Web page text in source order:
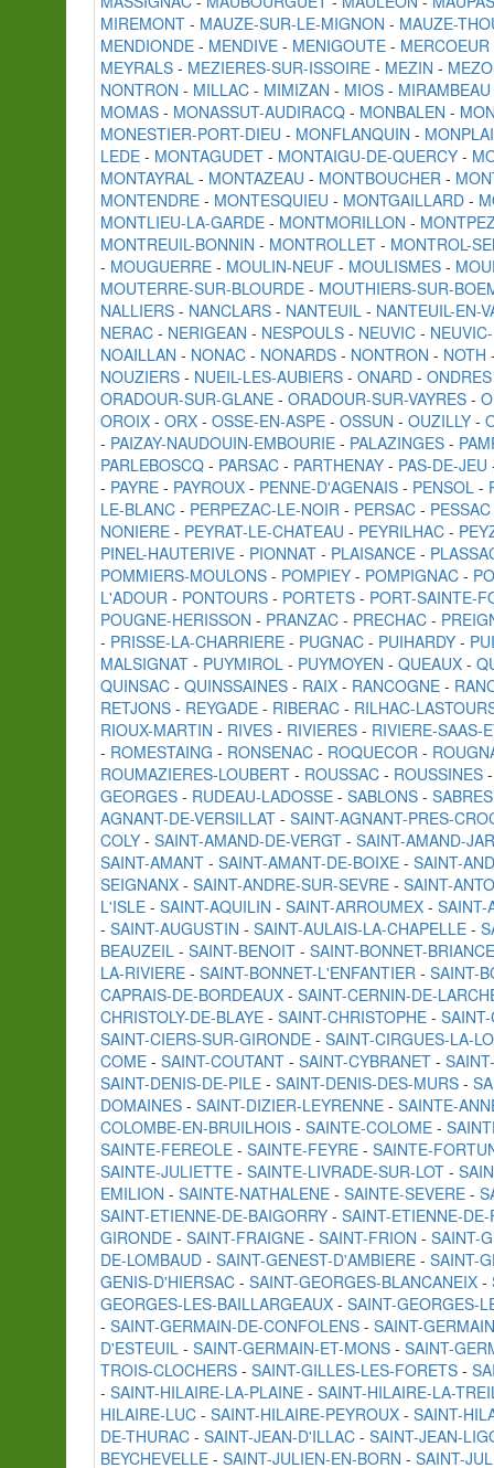
MIREMONT - MAUZE-SUR-LE-MIGNON - MAUZE-
MENDIONDE - MENDIVE - MENIGOUTE - MERCOEUR
MEYRALS - MEZIERES-SUR-ISSOIRE - MEZIN -
NONTRON - MILLAC - MIMIZAN - MIOS - MIRAMBEAU
MOMAS - MONASSUT-AUDIRACQ - MONBALEN -
MONESTIER-PORT-DIEU - MONFLANQUIN -
LEDE - MONTAGUDET - MONTAIGU-DE-QUERCY -
MONTAYRAL - MONTAZEAU - MONTBOUCHER -
MONTENDRE - MONTESQUIEU - MONTGAILLARD -
MONTLIEU-LA-GARDE - MONTMORILLON -
MONTREUIL-BONNIN - MONTROLLET - MONTROL-
- MOUGUERRE - MOULIN-NEUF - MOULISMES -
MOUTERRE-SUR-BLOURDE - MOUTHIERS-SUR-
NALLIERS - NANCLARS - NANTEUIL - NANTEUIL-EN-
NERAC - NERIGEAN - NESPOULS - NEUVIC -
NOAILLAN - NONAC - NONARDS - NONTRON - NOTH
NOUZIERS - NUEIL-LES-AUBIERS - ONARD - ONDRES
ORADOUR-SUR-GLANE - ORADOUR-SUR-VAYRES -
OROIX - ORX - OSSE-EN-ASPE - OSSUN - OUZILLY -
- PAIZAY-NAUDOUIN-EMBOURIE - PALAZINGES -
PARLEBOSCQ - PARSAC - PARTHENAY - PAS-DE-JEU
- PAYRE - PAYROUX - PENNE-D'AGENAIS - PENSOL -
LE-BLANC - PERPEZAC-LE-NOIR - PERSAC - PESSAC
NONIERE - PEYRAT-LE-CHATEAU - PEYRILHAC -
PINEL-HAUTERIVE - PIONNAT - PLAISANCE -
POMMIERS-MOULONS - POMPIEY - POMPIGNAC -
L'ADOUR - PONTOURS - PORTETS - PORT-SAINTE-
POUGNE-HERISSON - PRANZAC - PRECHAC -
- PRISSE-LA-CHARRIERE - PUGNAC - PUIHARDY -
MALSIGNAT - PUYMIROL - PUYMOYEN - QUEAUX -
QUINSAC - QUINSSAINES - RAIX - RANCOGNE -
RETJONS - REYGADE - RIBERAC - RILHAC-
RIOUX-MARTIN - RIVES - RIVIERES - RIVIERE-SAAS-
- ROMESTAING - RONSENAC - ROQUECOR -
ROUMAZIERES-LOUBERT - ROUSSAC - ROUSSINES
GEORGES - RUDEAU-LADOSSE - SABLONS - SABRES
AGNANT-DE-VERSILLAT - SAINT-AGNANT-PRES-
COLY - SAINT-AMAND-DE-VERGT - SAINT-AMAND-
SAINT-AMANT - SAINT-AMANT-DE-BOIXE - SAINT-
SEIGNANX - SAINT-ANDRE-SUR-SEVRE - SAINT-
L'ISLE - SAINT-AQUILIN - SAINT-ARROUMEX - SAINT-
- SAINT-AUGUSTIN - SAINT-AULAIS-LA-CHAPELLE -
BEAUZEIL - SAINT-BENOIT - SAINT-BONNET-BRIANCE
LA-RIVIERE - SAINT-BONNET-L'ENFANTIER - SAINT-
CAPRAIS-DE-BORDEAUX - SAINT-CERNIN-DE-
CHRISTOLY-DE-BLAYE - SAINT-CHRISTOPHE -
SAINT-CIERS-SUR-GIRONDE - SAINT-CIRGUES-LA-
COME - SAINT-COUTANT - SAINT-CYBRANET -
SAINT-DENIS-DE-PILE - SAINT-DENIS-DES-MURS -
DOMAINES - SAINT-DIZIER-LEYRENNE - SAINTE-
COLOMBE-EN-BRUILHOIS - SAINTE-COLOME -
SAINTE-FEREOLE - SAINTE-FEYRE - SAINTE-
SAINTE-JULIETTE - SAINTE-LIVRADE-SUR-LOT -
EMILION - SAINTE-NATHALENE - SAINTE-SEVERE -
SAINT-ETIENNE-DE-BAIGORRY - SAINT-ETIENNE-
GIRONDE - SAINT-FRAIGNE - SAINT-FRION - SAINT-
DE-LOMBAUD - SAINT-GENEST-D'AMBIERE - SAINT-
GENIS-D'HIERSAC - SAINT-GEORGES-BLANCANEIX -
GEORGES-LES-BAILLARGEAUX - SAINT-GEORGES-
- SAINT-GERMAIN-DE-CONFOLENS - SAINT-
D'ESTEUIL - SAINT-GERMAIN-ET-MONS - SAINT-
TROIS-CLOCHERS - SAINT-GILLES-LES-FORETS -
- SAINT-HILAIRE-LA-PLAINE - SAINT-HILAIRE-LA-
HILAIRE-LUC - SAINT-HILAIRE-PEYROUX - SAINT-
DE-THURAC - SAINT-JEAN-D'ILLAC - SAINT-JEAN-
BEYCHEVELLE - SAINT-JULIEN-EN-BORN - SAINT-